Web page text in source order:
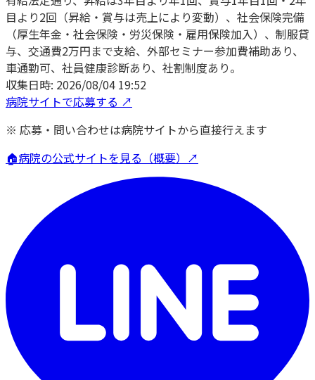
目より2回（昇給・賞与は売上により変動）、社会保険完備
（厚生年金・社会保険・労災保険・雇用保険加入）、制服貸
与、交通費2万円まで支給、外部セミナー参加費補助あり、
車通勤可、社員健康診断あり、社割制度あり。
収集日時: 2026/08/04 19:52
病院サイトで応募する ↗
※ 応募・問い合わせは病院サイトから直接行えます
🏠病院の公式サイトを見る（概要）↗